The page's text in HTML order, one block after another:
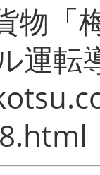
物「
運転